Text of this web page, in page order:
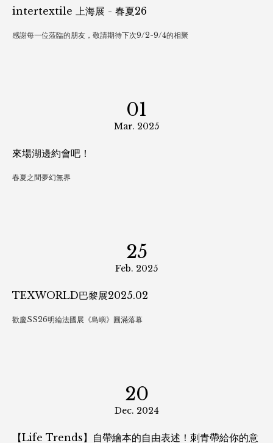
intertextile 上海展 - 春夏26
感謝每一位蒞臨的朋友，敬請期待下次9/2-9/4的相聚
01
Mar. 2025
來場湖邊約會吧！
春夏之間夢幻無界
25
Feb. 2025
TEXWORLD巴黎展2025.02
歡慶SS26明綸法國展《島嶼》圓滿落幕